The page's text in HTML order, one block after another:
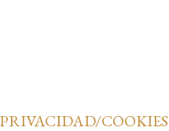
COOKIES